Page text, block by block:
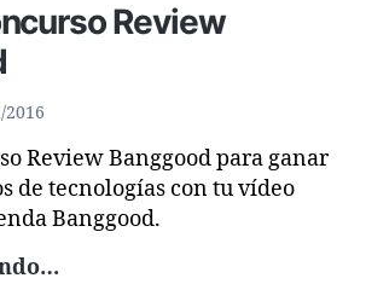
Review
2016
Review Banggood para ganar
de tecnologías con tu vídeo
Banggood.
Primer